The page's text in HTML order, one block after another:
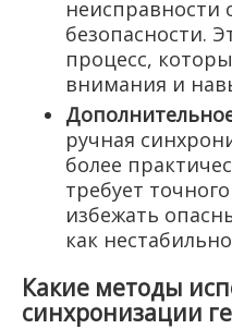
неисправности
безопасности.
процесс,
внимания и
ручная
более
требует
избежать
как
Какие методы
синхронизации